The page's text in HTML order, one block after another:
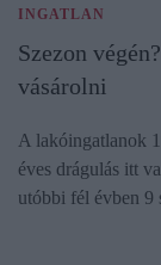
INGATLAN
Szezon
vásárolni
A lakóingatlanok
éves drágulás itt
utóbbi fél évben 9